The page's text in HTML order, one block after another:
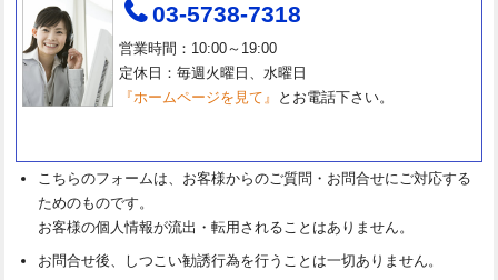
03-5738-7318
営業時間：10:00～19:00
定休日：毎週火曜日、水曜日
『ホームページを見て』
とお電話下さい。
こちらのフォームは、お客様からのご質問・お問合せにご対応する
ためのものです。
お客様の個人情報が流出・転用されることはありません。
お問合せ後、しつこい勧誘行為を行うことは一切ありません。